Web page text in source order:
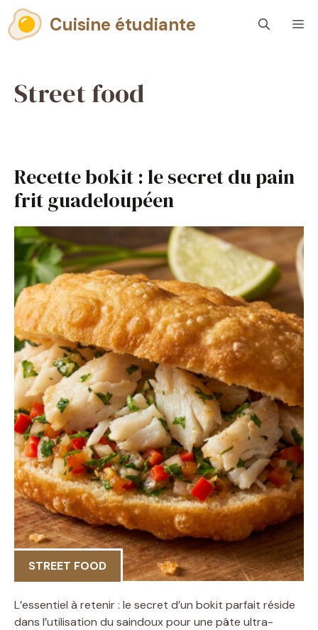
Aller
au
contenu
Cuisine étudiante
Street food
Recette bokit : le secret du pain
frit guadeloupéen
STREET FOOD
L’essentiel à retenir : le secret d’un bokit parfait réside
dans l’utilisation du saindoux pour une pâte ultra-